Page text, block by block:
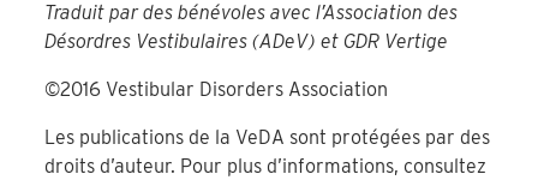
Traduit par des bénévoles avec l’Association des
Désordres Vestibulaires (ADeV) et GDR Vertige
©2016 Vestibular Disorders Association
Les publications de la VeDA sont protégées par des
droits d’auteur. Pour plus d’informations, consultez